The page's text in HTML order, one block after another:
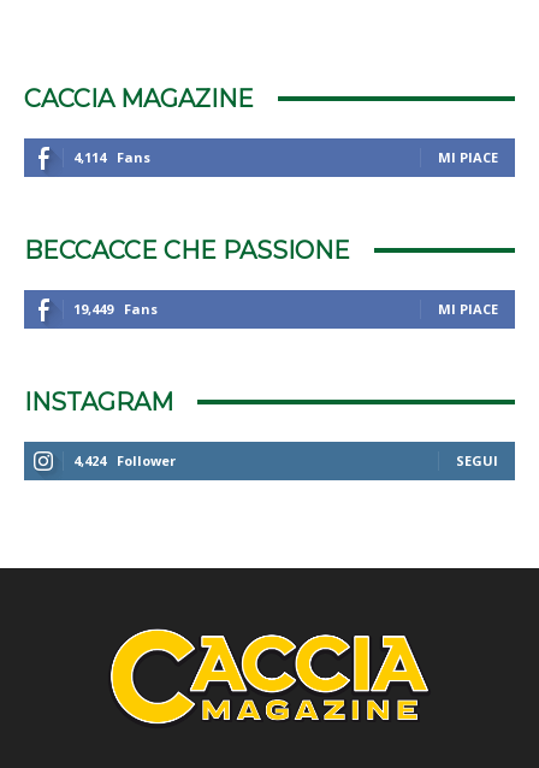
CACCIA MAGAZINE
4,114 Fans MI PIACE
BECCACCE CHE PASSIONE
19,449 Fans MI PIACE
INSTAGRAM
4,424 Follower SEGUI